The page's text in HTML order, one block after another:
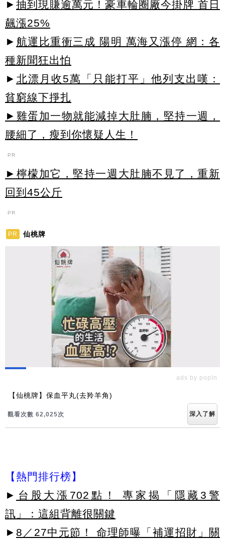
► 抽到現賺逾萬元！豪車輪圈廠今掛牌 首日
飆漲25%
► 航運比重衝三成 陽明 萬海又漲停 網：各
種新聞狂出怕
► 北漂月收5萬「只能打平」他列支出嘆：
貧窮線下掙扎
►雞蛋加一物就能減掉大肚腩，堅持一週，
腰細了，瘦到你懷疑人生！
PR
►檸檬加它，堅持一週大肚腩不見了，重新
回到45公斤
PR
PR 仙桃牌
ads by popIn
【仙桃牌】保血平丸(去羚羊角)
觀看次數 62,025次 深入了解
【熱門排行榜】
► 台股大漲702點！ 專家揭「隱藏3警
訊」：這組背離很關鍵
► 8／27中元節！ 命理師曝「補運招財」關